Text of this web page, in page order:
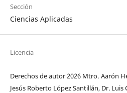
Sección
Ciencias Aplicadas
Licencia
Derechos de autor 2026 Mtro. Aarón
Jesús Roberto López Santillán, Dr. Luis